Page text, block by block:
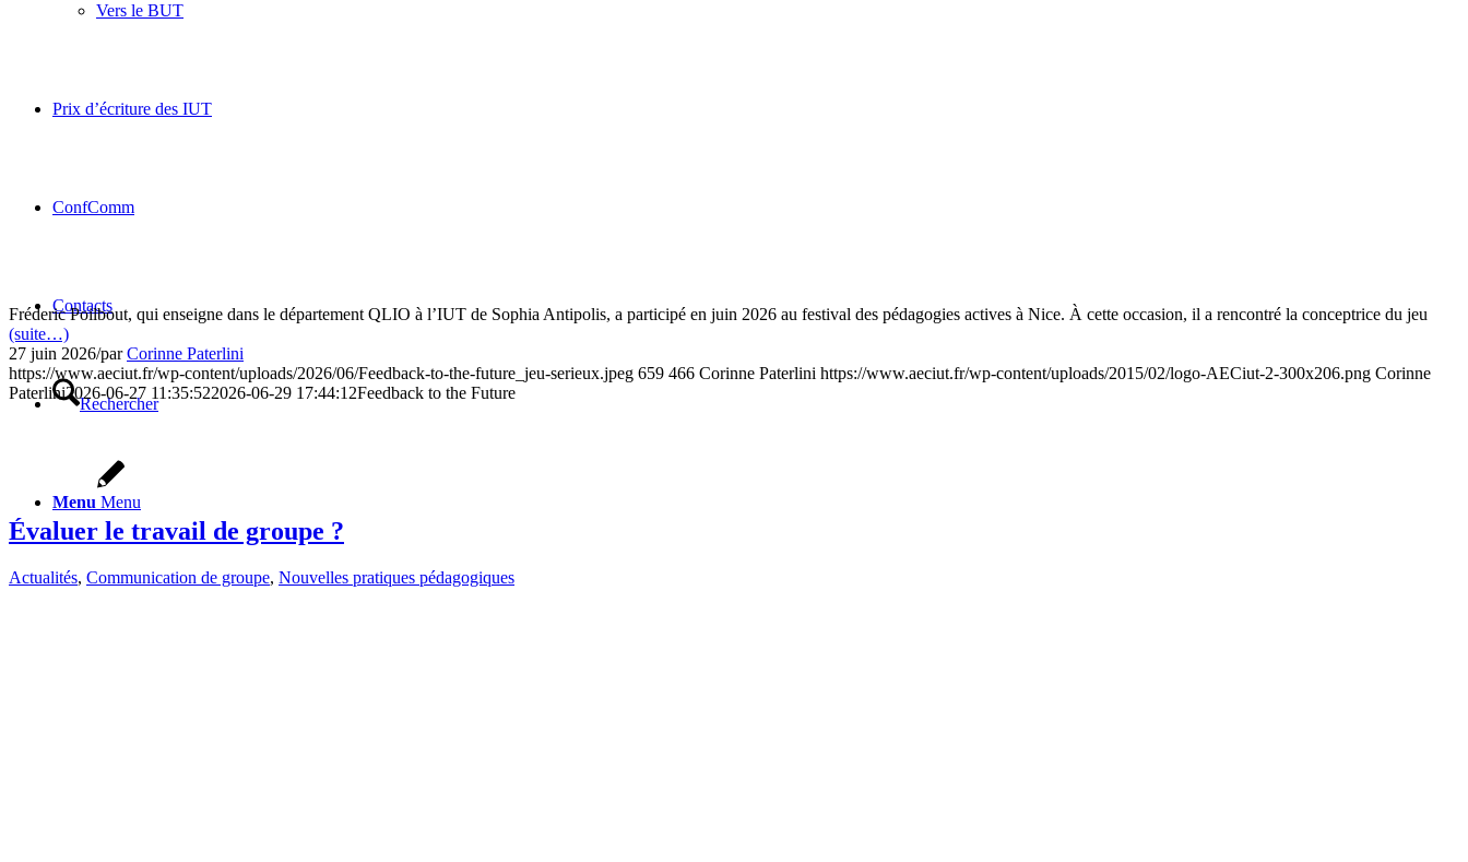
Vers le BUT
Prix d’écriture des IUT
ConfComm
Contacts
Rechercher
Menu Menu
Fréderic Poilbout, qui enseigne dans le département QLIO à l’IUT de Sophia Antipolis, a participé en juin 2026 au festival des pédagogies actives à Nice. À cette occasion, il a rencontré la conceptrice du jeu
(suite…)
27 juin 2026/parCorinne Paterlini
https://www.aeciut.fr/wp-content/uploads/2026/06/Feedback-to-the-future_jeu-serieux.jpeg 659 466 Corinne Paterlini https://www.aeciut.fr/wp-content/uploads/2015/02/logo-AECiut-2-300x206.png Corinne
Paterlini2026-06-27 11:35:522026-06-29 17:44:12Feedback to the Future
Évaluer le travail de groupe ?
Actualités, Communication de groupe, Nouvelles pratiques pédagogiques